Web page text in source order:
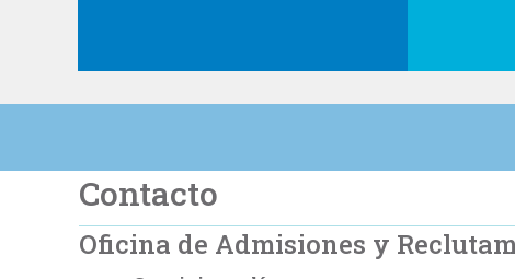
Contacto
Oficina de Admisiones y